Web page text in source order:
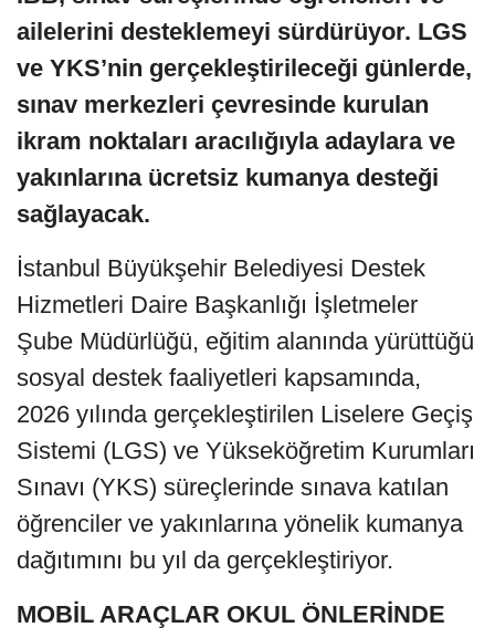
ailelerini desteklemeyi sürdürüyor. LGS
ve YKS’nin gerçekleştirileceği günlerde,
sınav merkezleri çevresinde kurulan
ikram noktaları aracılığıyla adaylara ve
yakınlarına ücretsiz kumanya desteği
sağlayacak.
İstanbul Büyükşehir Belediyesi Destek
Hizmetleri Daire Başkanlığı İşletmeler
Şube Müdürlüğü, eğitim alanında yürüttüğü
sosyal destek faaliyetleri kapsamında,
2026 yılında gerçekleştirilen Liselere Geçiş
Sistemi (LGS) ve Yükseköğretim Kurumları
Sınavı (YKS) süreçlerinde sınava katılan
öğrenciler ve yakınlarına yönelik kumanya
dağıtımını bu yıl da gerçekleştiriyor.
MOBİL ARAÇLAR OKUL ÖNLERİNDE